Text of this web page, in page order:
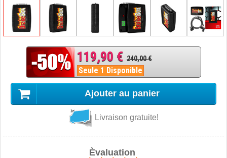
119,90 € 240,00 €
Seule 1 Disponible
Ajouter au panier
Livraison gratuite!
Èvaluation